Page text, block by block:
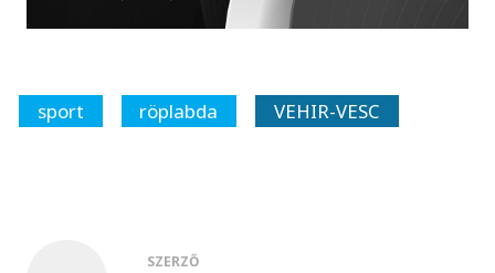
sport röplabda VEHIR-VESC
SZERZŐ